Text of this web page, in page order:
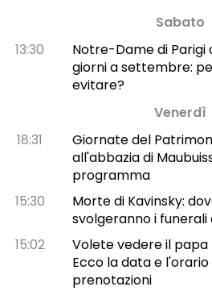
Sabato
13:30
Notre-Dame di Parigi
giorni a settembre:
evitare?
Venerdì
18:31
Giornate del
all'abbazia di
programma
15:30
Morte di Kavinsky:
svolgeranno i funerali
15:02
Volete vedere il papa
Ecco la data e
prenotazioni